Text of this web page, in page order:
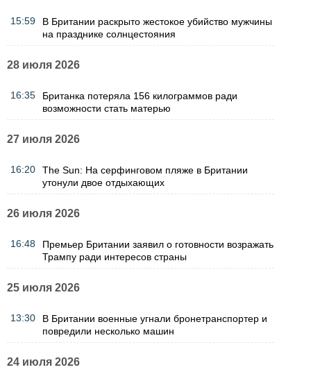
15:59
В Британии раскрыто жестокое убийство мужчины
на празднике солнцестояния
28 июля 2026
16:35
Британка потеряла 156 килограммов ради
возможности стать матерью
27 июля 2026
16:20
The Sun: На серфинговом пляже в Британии
утонули двое отдыхающих
26 июля 2026
16:48
Премьер Британии заявил о готовности возражать
Трампу ради интересов страны
25 июля 2026
13:30
В Британии военные угнали бронетранспортер и
повредили несколько машин
24 июля 2026